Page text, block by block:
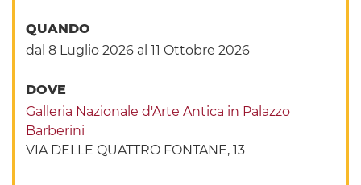
QUANDO
dal 8 Luglio 2026 al 11 Ottobre 2026
DOVE
Galleria Nazionale d'Arte Antica in Palazzo
Barberini
VIA DELLE QUATTRO FONTANE, 13